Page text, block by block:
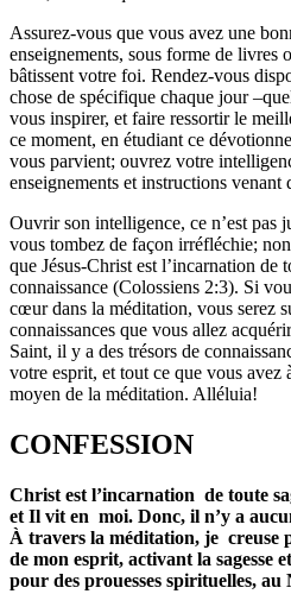
Assurez-vous que vous avez une
enseignements, sous forme de livres
bâtissent votre foi. Rendez-vous
chose de spécifique chaque jour
vous inspirer, et faire ressortir le
ce moment, en étudiant ce
vous parvient; ouvrez votre
enseignements et instructions venant
Ouvrir son intelligence, ce n’est pas
vous tombez de façon irréfléchie;
que Jésus-Christ est l’incarnation de
connaissance (Colossiens 2:3). Si
cœur dans la méditation, vous serez
connaissances que vous allez
Saint, il y a des trésors de
votre esprit, et tout ce que vous avez
moyen de la méditation. Alléluia!
CONFESSION
Christ est l’incarnation de toute
et Il vit en moi. Donc, il n’y a
À travers la méditation, je creuse
de mon esprit, activant la sagesse
pour des prouesses spirituelles, au